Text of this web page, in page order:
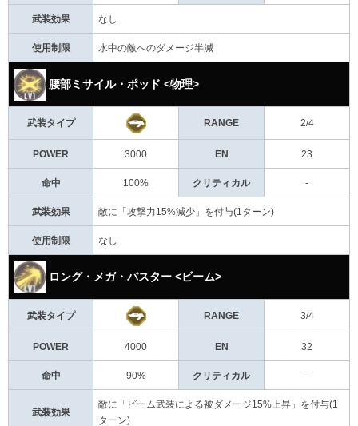
武装効果 なし
使用制限 水中の敵へのダメージ半減
腰部ミサイル・ポッド <物理>
武装タイプ RANGE 2/4
POWER 3000 EN 23
命中 100% クリティカル -
武装効果 敵に「攻撃力15%減少」を付与(1ターン)
使用制限 なし
ロング・メガ・バスター <ビーム>
武装タイプ RANGE 3/4
POWER 4000 EN 32
命中 90% クリティカル -
武装効果
敵に「ビーム武装による被ダメージ15%上昇」を付与(1
ターン)